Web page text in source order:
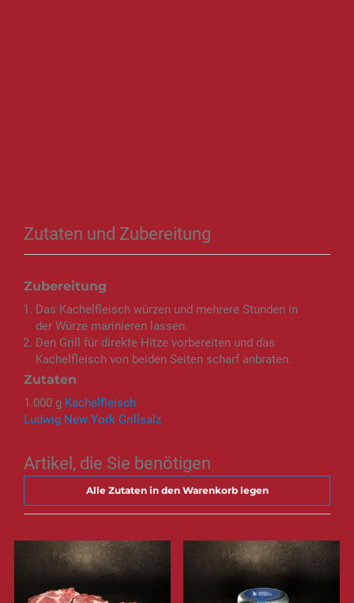
Zutaten und Zubereitung
Zutaten
1.000 g Kachelfleisch
Ludwig New York Grillsalz
Zubereitung
Das Kachelfleisch würzen und mehrere Stunden in
der Würze marinieren lassen.
Den Grill für direkte Hitze vorbereiten und das
Kachelfleisch von beiden Seiten scharf anbraten.
Artikel, die Sie benötigen
Alle Zutaten in den Warenkorb legen